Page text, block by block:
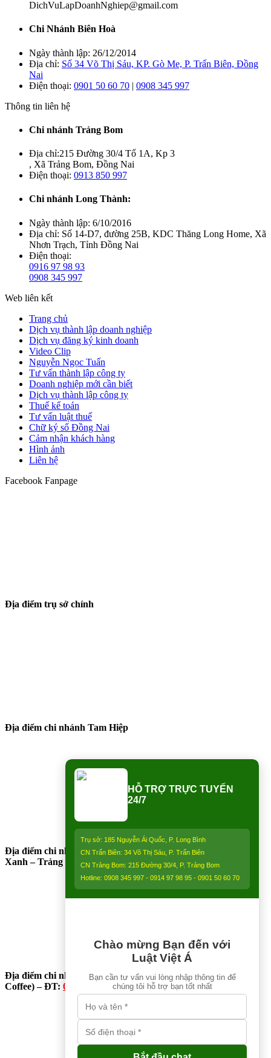
DichVuLapDoanhNghiep@gmail.com
Chi Nhánh Biên Hoà
Ngày thành lập: 26/12/2014
Địa chỉ: Số 34 Võ Thị Sáu, KP. Gò Me, P. Trấn Biên, Đồng
Nai
Điện thoại: 0901 50 60 70 | 0908 345 997
Thông tin liên hệ
Chi nhánh Trảng Bom
Địa chỉ:215 Đường 30/4 Tổ 1A, Kp 3
, Xã Trảng Bom, Đồng Nai
Điện thoại: 0913 850 997
Chi nhánh Long Thành:
Ngày thành lập: 6/10/2016
Địa chỉ: Số 14-D7, đường 25B, KDC Thăng Long Home, Xã
Nhơn Trạch, Tỉnh Đồng Nai
Điện thoại:
0916 97 98 93
0908 345 997
Web liên kết
Trang chủ
Dịch vụ thành lập doanh nghiệp
Dịch vụ đăng ký kinh doanh
Video Clip
Nguyễn Ngọc Tuấn
Tư vấn thành lập công ty
Doanh nghiệp mới cần biết
Dịch vụ thành lập công ty
Thuế kế toán
Tư vấn luật thuế
Chữ ký số Đồng Nai
Cảm nhận khách hàng
Hình ảnh
Liên hệ
Facebook Fanpage
Địa điểm trụ sở chính
Địa điểm chi nhánh Tam Hiệp
Địa điểm chi nhánh Trảng Bom (ngay bên cạnh Điện Máy
Xanh – Trảng Bom) – ĐT:0913 850 997:
Địa điểm chi nhánh Nhơn Trạch (Gần Thăng Long Home –
Coffee) – ĐT: 0913 850 997
HỖ TRỢ TRỰC TUYẾN
24/7
Trụ sở: 185 Nguyễn Ái Quốc, P. Long Bình
CN Trấn Biên: 34 Võ Thị Sáu, P. Trấn Biên
CN Trảng Bom: 215 Đường 30/4, P. Trảng Bom
Hotline: 0908 345 997 - 0914 97 98 95 - 0901 50 60 70
Chào mừng Bạn đến với
Luật Việt Á
Bạn cần tư vấn vui lòng nhập thông tin để
chúng tôi hỗ trợ bạn tốt nhất